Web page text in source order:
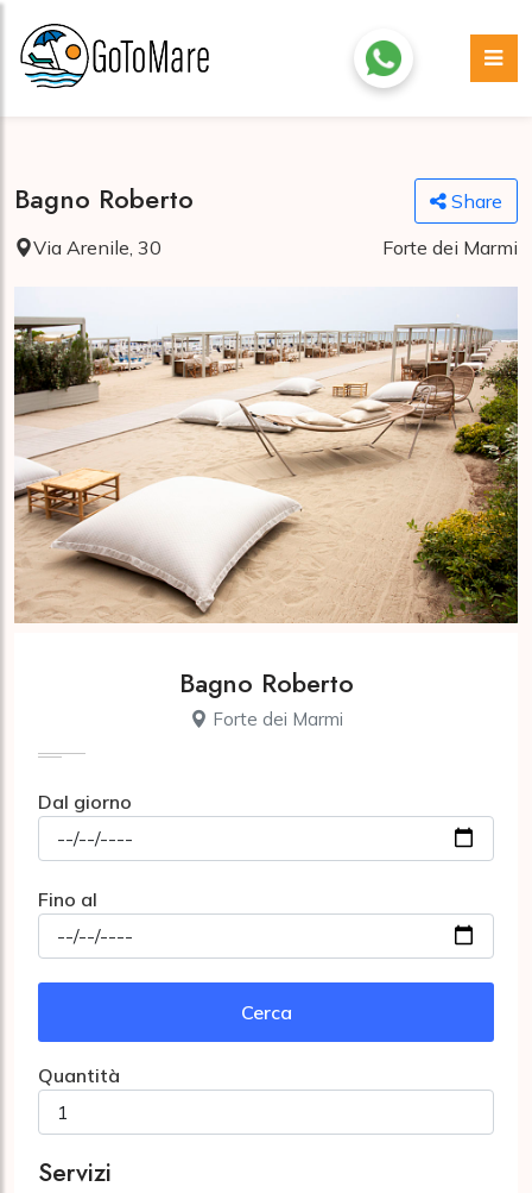
Bagno Roberto
Share
Via Arenile, 30
Forte dei Marmi
Bagno Roberto
Forte dei Marmi
Dal giorno
Fino al
Cerca
Quantità
Servizi